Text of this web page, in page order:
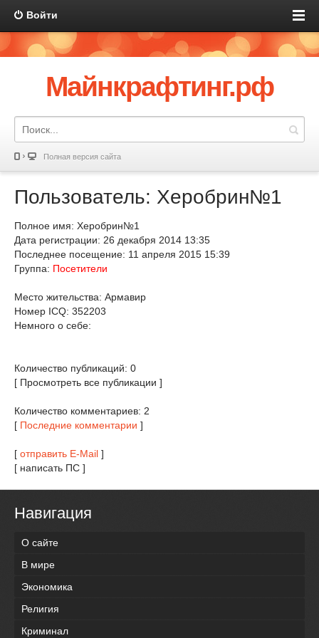
Войти
Майнкрафтинг.рф
Полная версия сайта
Пользователь: Херобрин№1
Полное имя: Херобрин№1
Дата регистрации: 26 декабря 2014 13:35
Последнее посещение: 11 апреля 2015 15:39
Группа: Посетители
Место жительства: Армавир
Номер ICQ: 352203
Немного о себе:
Количество публикаций: 0
[ Просмотреть все публикации ]
Количество комментариев: 2
[ Последние комментарии ]
[ отправить E-Mail ]
[ написать ПС ]
Навигация
О сайте
В мире
Экономика
Религия
Криминал